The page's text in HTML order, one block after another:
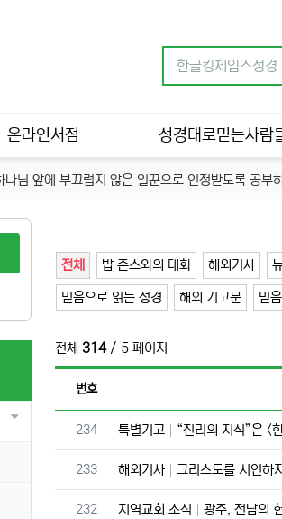
온라인서점 성경대로믿는사람
나님 앞에 부끄럽지 않은 일꾼으로 인정받도록 공
전체 밥 존스와의 대화 해외기사
믿음으로 읽는 성경 해외 기고문 믿
전체 314/ 5 페이지
번호
번호
234 특별기고 “진리의 지식”은 <
번호
233 해외기사 그리스도를 시인하
번호
232 지역교회 소식 광주, 전남의